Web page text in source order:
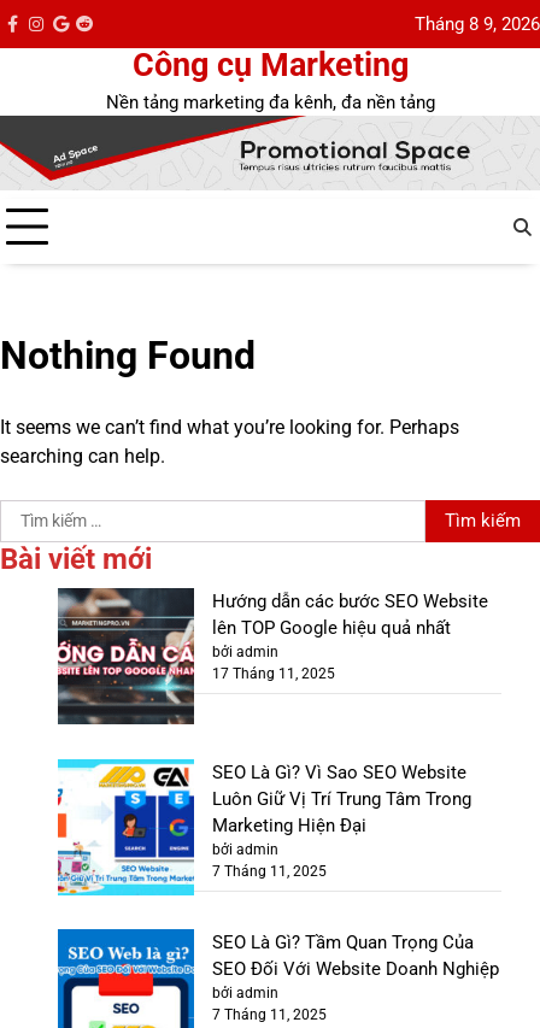
Skip
facebook
instagram
googlereddit
mới
Tháng 8 9, 2026
Công cụ Marketing
Nền tảng marketing đa kênh, đa nền tảng
Nothing Found
It seems we can’t find what you’re looking for. Perhaps
searching can help.
Tìm
kiếm
cho:
Bài viết mới
Hướng dẫn các bước SEO Website
lên TOP Google hiệu quả nhất
bởi admin
17 Tháng 11, 2025
SEO Là Gì? Vì Sao SEO Website
Luôn Giữ Vị Trí Trung Tâm Trong
Marketing Hiện Đại
bởi admin
7 Tháng 11, 2025
SEO Là Gì? Tầm Quan Trọng Của
SEO Đối Với Website Doanh Nghiệp
bởi admin
7 Tháng 11, 2025